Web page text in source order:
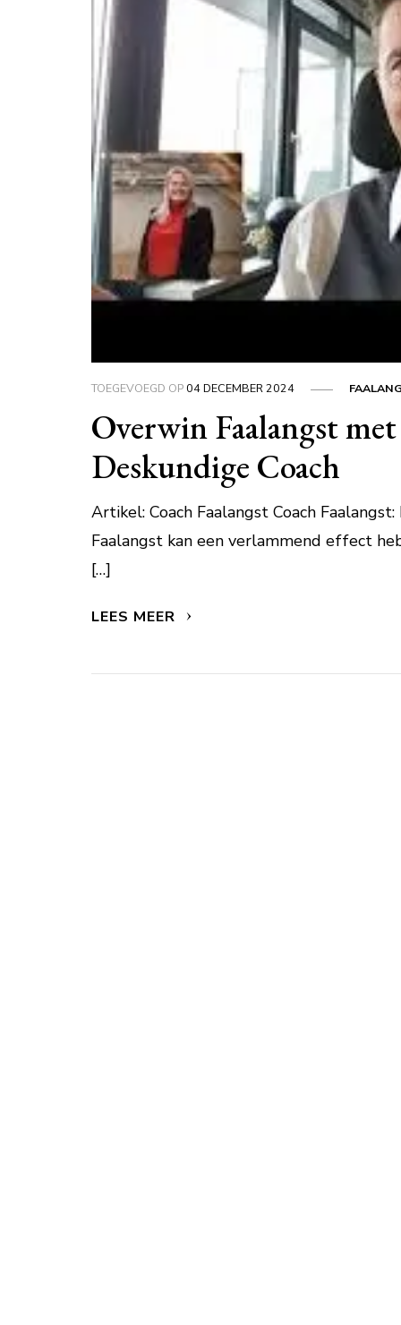
TOEGEVOEGD OP04 DECEMBER 2024
Overwin Faalangst
Deskundige Coach
Artikel: Coach Faalangst Coach
Faalangst kan een verlammend effect
[…]
LEES MEER